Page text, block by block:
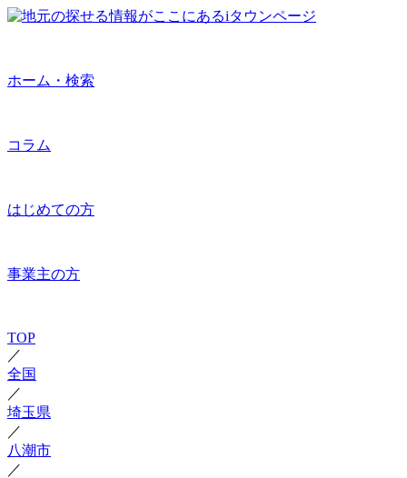
ホーム・検索
コラム
はじめての方
事業主の方
TOP
／
全国
／
埼玉県
／
八潮市
／